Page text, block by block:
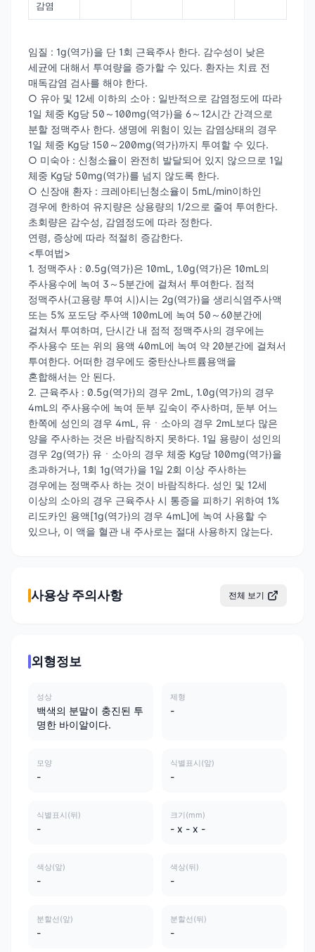
감염
임질 : 1g(역가)을 단 1회 근육주사 한다. 감수성이 낮은
세균에 대해서 투여량을 증가할 수 있다. 환자는 치료 전
매독감염 검사를 해야 한다.
○ 유아 및 12세 이하의 소아 : 일반적으로 감염정도에 따라
1일 체중 Kg당 50～100mg(역가)을 6～12시간 간격으로
분할 정맥주사 한다. 생명에 위험이 있는 감염상태의 경우
1일 체중 Kg당 150～200mg(역가)까지 투여할 수 있다.
○ 미숙아 : 신청소율이 완전히 발달되어 있지 않으므로 1일
체중 Kg당 50mg(역가)를 넘지 않도록 한다.
○ 신장애 환자 : 크레아티닌청소율이 5mL/min이하인
경우에 한하여 유지량은 상용량의 1/2으로 줄여 투여한다.
초회량은 감수성, 감염정도에 따라 정한다.
연령, 증상에 따라 적절히 증감한다.
<투여법>
1. 정맥주사 : 0.5g(역가)은 10mL, 1.0g(역가)은 10mL의
주사용수에 녹여 3～5분간에 걸쳐서 투여한다. 점적
정맥주사(고용량 투여 시)시는 2g(역가)을 생리식염주사액
또는 5% 포도당 주사액 100mL에 녹여 50～60분간에
걸쳐서 투여하며, 단시간 내 점적 정맥주사의 경우에는
주사용수 또는 위의 용액 40mL에 녹여 약 20분간에 걸쳐서
투여한다. 어떠한 경우에도 중탄산나트륨용액을
혼합해서는 안 된다.
2. 근육주사 : 0.5g(역가)의 경우 2mL, 1.0g(역가)의 경우
4mL의 주사용수에 녹여 둔부 깊숙이 주사하며, 둔부 어느
한쪽에 성인의 경우 4mL, 유ㆍ소아의 경우 2mL보다 많은
양을 주사하는 것은 바람직하지 못하다. 1일 용량이 성인의
경우 2g(역가) 유ㆍ소아의 경우 체중 Kg당 100mg(역가)을
초과하거나, 1회 1g(역가)을 1일 2회 이상 주사하는
경우에는 정맥주사 하는 것이 바람직하다. 성인 및 12세
이상의 소아의 경우 근육주사 시 통증을 피하기 위하여 1%
리도카인 용액[1g(역가)의 경우 4mL]에 녹여 사용할 수
있으나, 이 액을 혈관 내 주사로는 절대 사용하지 않는다.
사용상 주의사항 전체 보기
외형정보
성상
백색의 분말이 충진된 투
명한 바이알이다.
제형
-
모양
-
식별표시(앞)
-
식별표시(뒤)
-
크기(mm)
- x - x -
색상(앞)
-
색상(뒤)
-
분할선(앞)
-
분할선(뒤)
-